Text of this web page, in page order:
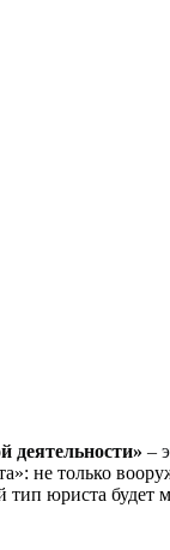
деятельности» –
не только
юриста будет